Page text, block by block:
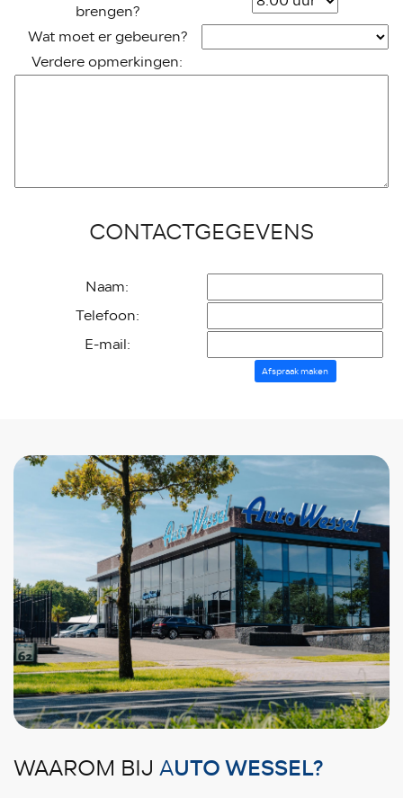
brengen?
Wat moet er gebeuren?
Verdere opmerkingen:
CONTACTGEGEVENS
Naam:
Telefoon:
E-mail:
Afspraak maken
WAAROM BIJ AUTO WESSEL?